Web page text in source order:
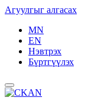
Агуулгыг алгасах
MN
EN
Нэвтрэх
Бүртгүүлэх